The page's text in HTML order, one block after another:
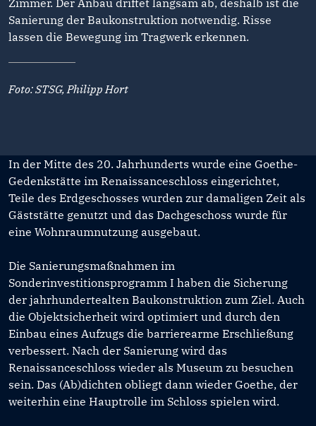
Sanierung der Baukonstruktion notwendig. Risse
lassen die Bewegung im Tragwerk erkennen.
Foto: STSG, Philipp Hort
In der Mitte des 20. Jahrhunderts wurde eine Goethe-
Gedenkstätte im Renaissanceschloss eingerichtet,
Teile des Erdgeschosses wurden zur damaligen Zeit als
Gäststätte genutzt und das Dachgeschoss wurde für
eine Wohnraumnutzung ausgebaut.
Die Sanierungsmaßnahmen im
Sonderinvestitionsprogramm I haben die Sicherung
der jahrhundertealten Baukonstruktion zum Ziel. Auch
die Objektsicherheit wird optimiert und durch den
Einbau eines Aufzugs die barrierearme Erschließung
verbessert. Nach der Sanierung wird das
Renaissanceschloss wieder als Museum zu besuchen
sein. Das (Ab)dichten obliegt dann wieder Goethe, der
weiterhin eine Hauptrolle im Schloss spielen wird.